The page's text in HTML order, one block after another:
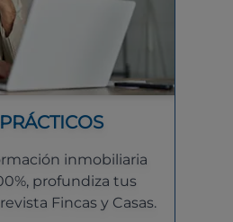
inmobiliaria
profundiza tus
Fincas y Casas.